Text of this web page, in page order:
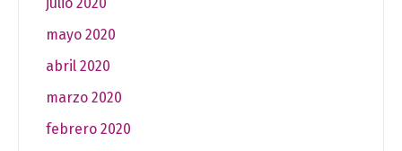
mayo 2020
abril 2020
marzo 2020
febrero 2020